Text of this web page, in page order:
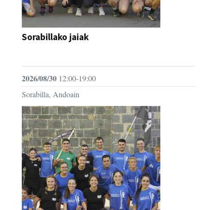
Sorabillako jaiak
2026/08/30 12:00-19:00
Sorabilla, Andoain